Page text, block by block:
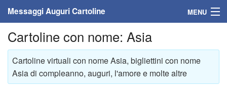
Messaggi Auguri Cartoline MENU
Home
Messaggi
Cartoline
Cartoline con nome: Asia
Cartoline virtuali con nome Asia, bigliettini con nome
Asia di compleanno, auguri, l'amore e molte altre